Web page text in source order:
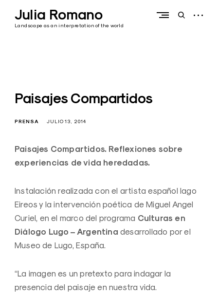
contentJulia Romano
Landscape as an interpretation of the world
openopen
Paisajes Compartidos
PRENSA JULIO 13, 2014
Paisajes Compartidos. Reflexiones sobre
experiencias de vida heredadas.
Instalación realizada con el artista español Iago
Eireos y la intervención poética de Miguel Angel
Curiel, en el marco del programa Culturas en
Diálogo Lugo – Argentina desarrollado por el
Museo de Lugo, España.
“La imagen es un pretexto para indagar la
presencia del paisaje en nuestra vida.